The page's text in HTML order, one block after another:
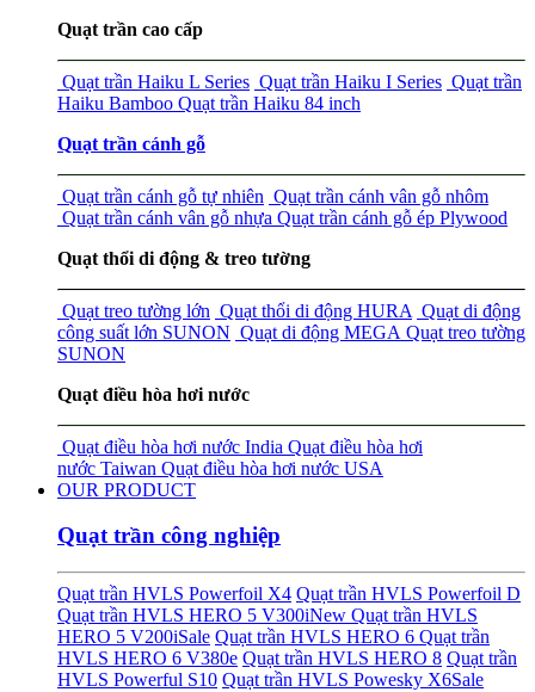
Quạt trần cao cấp
Quạt trần Haiku L Series Quạt trần Haiku I Series Quạt trần
Haiku Bamboo Quạt trần Haiku 84 inch
Quạt trần cánh gỗ
Quạt trần cánh gỗ tự nhiên Quạt trần cánh vân gỗ nhôm
Quạt trần cánh vân gỗ nhựa Quạt trần cánh gỗ ép Plywood
Quạt thổi di động & treo tường
Quạt treo tường lớn Quạt thổi di động HURA Quạt di động
công suất lớn SUNON Quạt di động MEGA Quạt treo tường
SUNON
Quạt điều hòa hơi nước
Quạt điều hòa hơi nước India Quạt điều hòa hơi
nước Taiwan Quạt điều hòa hơi nước USA
OUR PRODUCT
Quạt trần công nghiệp
Quạt trần HVLS Powerfoil X4 Quạt trần HVLS Powerfoil D
Quạt trần HVLS HERO 5 V300iNew Quạt trần HVLS
HERO 5 V200iSale Quạt trần HVLS HERO 6 Quạt trần
HVLS HERO 6 V380e Quạt trần HVLS HERO 8 Quạt trần
HVLS Powerful S10 Quạt trần HVLS Powesky X6Sale